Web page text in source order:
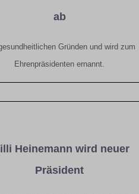
ab
Gründen und wird zum
Ehrenpräsidenten ernannt.
Heinemann wird neuer
Präsident